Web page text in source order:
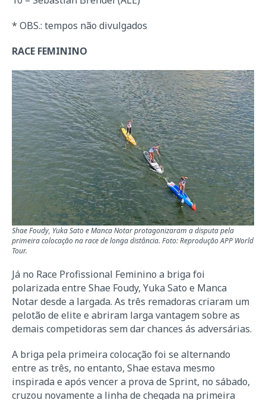
* OBS.: tempos não divulgados
RACE FEMININO
Shae Foudy, Yuka Sato e Manca Notar protagonizaram a disputa pela
primeira colocação na race de longa distância. Foto: Reprodução APP World
Tour.
Já no Race Profissional Feminino a briga foi
polarizada entre Shae Foudy, Yuka Sato e Manca
Notar desde a largada. As três remadoras criaram um
pelotão de elite e abriram larga vantagem sobre as
demais competidoras sem dar chances ás adversárias.
A briga pela primeira colocação foi se alternando
entre as três, no entanto, Shae estava mesmo
inspirada e após vencer a prova de Sprint, no sábado,
cruzou novamente a linha de chegada na primeira